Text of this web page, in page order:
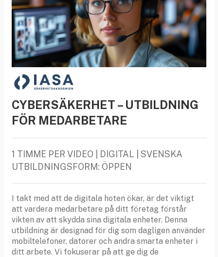
CYBERSÄKERHET – UTBILDNING
FÖR MEDARBETARE
1 TIMME PER VIDEO | DIGITAL | SVENSKA
UTBILDNINGSFORM: ÖPPEN
I takt med att de digitala hoten ökar, är det viktigt
att vardera medarbetare på ditt företag förstår
vikten av att skydda sina digitala enheter. Denna
utbildning är designad för dig som dagligen använder
mobiltelefoner, datorer och andra smarta enheter i
ditt arbete. Vi fokuserar på att ge dig de